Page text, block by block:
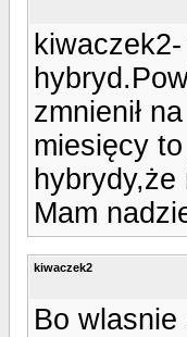
zmnienił
miesięcy
Mam
kiwaczek2
Bo